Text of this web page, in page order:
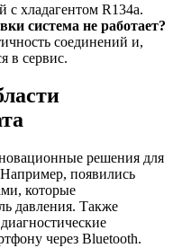
с хладагентом R134a.
система не работает?
соединений и,
в сервис.
решения для
появились
которые
давления. Также
через Bluetooth.